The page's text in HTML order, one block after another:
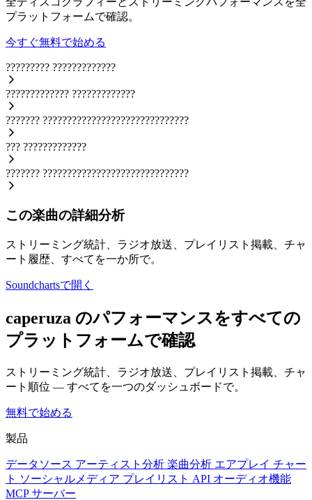
プラットフォームで確認。
今すぐ無料で始める
????????? ?????????????
????????????? ?????????????
??????? ??????????????????????????????
??? ?????????????
??????? ??????????????????????????????
この楽曲の詳細分析
ストリーミング統計、ラジオ放送、プレイリスト掲載、チャ
ート履歴、すべてを一か所で。
Soundchartsで開く
caperuza のパフォーマンスをすべての
プラットフォームで確認
ストリーミング統計、ラジオ放送、プレイリスト掲載、チャ
ート順位 — すべてを一つのダッシュボードで。
無料で始める
製品
データソース アーティスト分析 楽曲分析 エアプレイ チャー
ト ソーシャルメディア プレイリスト API オーディオ機能
MCP サーバー